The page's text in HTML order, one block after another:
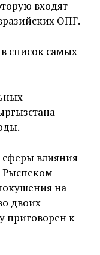
входят
ОПГ.
в список самых
сферы влияния
Рыспеком
на
двоих
приговорен к